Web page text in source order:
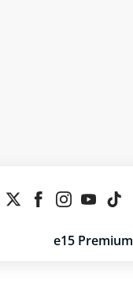
e15 Premium